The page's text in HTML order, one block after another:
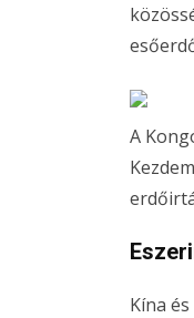
A
Kína